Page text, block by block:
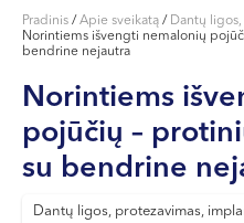
Darbo laikas:
VI 09:00 - 15:00
VII --
Kaunas
Miško g. 25A
Pradinis / Apie sveikatą / Dantų
Norintiems išvengti nemalonių
bendrine nejautra
Norintiems
pojūčių –
su bendrine
Dantų ligos, protezavimas,